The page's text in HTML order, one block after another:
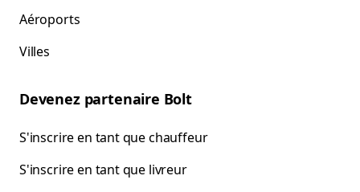
Aéroports
Villes
Devenez partenaire Bolt
S'inscrire en tant que chauffeur
S'inscrire en tant que livreur